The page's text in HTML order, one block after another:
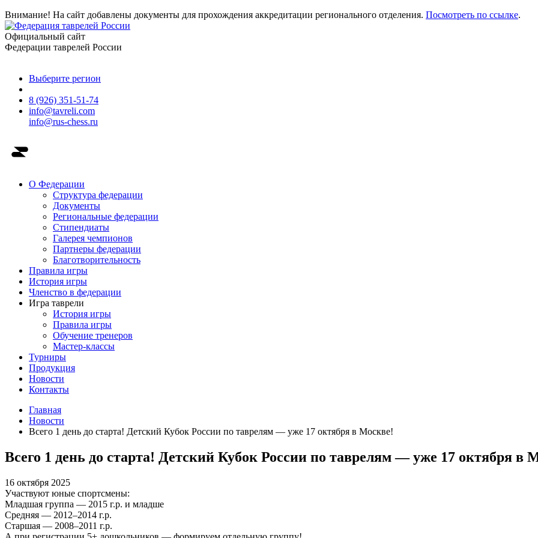
Внимание! На сайт добавлены документы для прохождения аккредитации регионального отделения. Посмотреть по ссылке.
Официальный сайт
Федерации таврелей России
Выберите регион
8 (926) 351-51-74
info@tavreli.com
info@rus-chess.ru
О Федерации
Структура федерации
Документы
Региональные федерации
Стипендиаты
Галерея чемпионов
Партнеры федерации
Благотворительность
Правила игры
История игры
Членство в федерации
Игра таврели
История игры
Правила игры
Обучение тренеров
Мастер-классы
Турниры
Продукция
Новости
Контакты
Главная
Новости
Всего 1 день до старта! Детский Кубок России по таврелям — уже 17 октября в Москве!
Всего 1 день до старта! Детский Кубок России по таврелям — уже 17 октября в
16 октября 2025
Участвуют юные спортсмены:
Младшая группа — 2015 г.р. и младше
Средняя — 2012–2014 г.р.
Старшая — 2008–2011 г.р.